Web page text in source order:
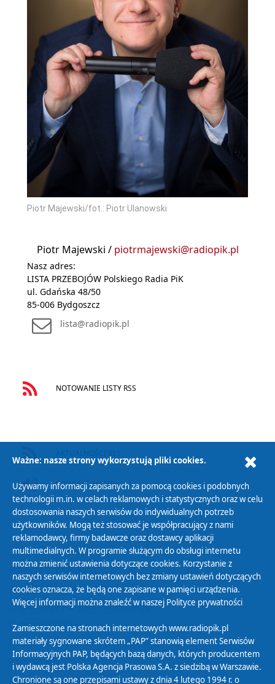
Piotr Majewski/fot.: Piotr Ulanowski
Piotr Majewski / piotrmajewski@radiopik.pl
Nasz adres:
LISTA PRZEBOJÓW Polskiego Radia PiK
ul. Gdańska 48/50
85-006 Bydgoszcz
lista@radiopik.pl
NOTOWANIE LISTY RSS
PODCAST AUDIO
Polityka Prywatności
Zasady korzystania z Serwisu
Organizacje Pożytku Publicznego
Cyfryzacja DAB+
Polityka ochrony danych osobowych
Abonament
Zamówienia publiczne
Ważne: nasze strony wykorzystują pliki cookies.
Używamy informacji zapisanych za pomocą cookies i podobnych
technologii m.in. w celach reklamowych i statystycznych oraz w celu
dostosowania naszych serwisów do indywidualnych potrzeb
użytkowników. Mogą też stosować je współpracujący z nami
reklamodawcy, firmy badawcze oraz dostawcy aplikacji
multimedialnych. W programie służącym do obsługi internetu
można zmienić ustawienia dotyczące cookies. Korzystanie z
naszych serwisów internetowych bez zmiany ustawień dotyczących
cookies oznacza, że będą one zapisane w pamięci urządzenia.
Więcej informacji można znaleźć w naszej Polityce prywatności
Zamieszczone na stronach internetowych www.radiopik.pl
materiały sygnowane skrótem „PAP” stanowią element Serwisów
Informacyjnych PAP, będących bazą danych, których producentem
i wydawcą jest Polska Agencja Prasowa S.A. z siedzibą w Warszawie.
Chronione są one przepisami ustawy z dnia 4 lutego 1994 r. o